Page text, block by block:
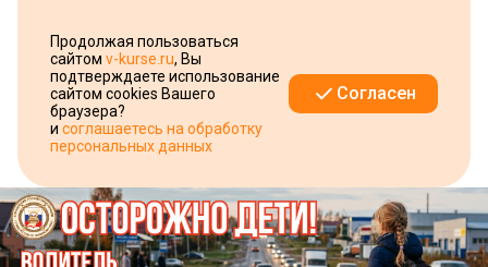
Продолжая пользоваться
сайтом v-kurse.ru, Вы
подтверждаете использование
сайтом cookies Вашего
браузера?
и соглашаетесь на обработку
персональных данных
Согласен